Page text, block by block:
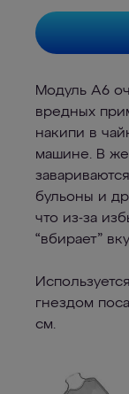
Модуль А6
вредных
накипи в
машине. В
бульоны и
что из-за
“вбирает”
гнездом
см.